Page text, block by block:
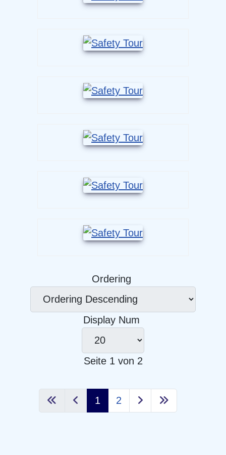
Ordering
Display Num
Seite 1 von 2
1 2